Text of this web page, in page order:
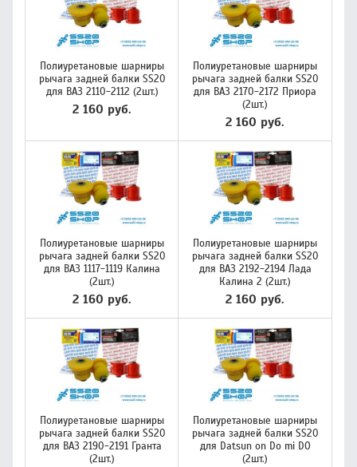
Полиуретановые шарниры
рычага задней балки SS20
для ВАЗ 2110-2112 (2шт.)
2 160 руб.
Полиуретановые шарниры
рычага задней балки SS20
для ВАЗ 2170-2172 Приора
(2шт.)
2 160 руб.
Полиуретановые шарниры
рычага задней балки SS20
для ВАЗ 1117-1119 Калина
(2шт.)
2 160 руб.
Полиуретановые шарниры
рычага задней балки SS20
для ВАЗ 2192-2194 Лада
Калина 2 (2шт.)
2 160 руб.
Полиуретановые шарниры
рычага задней балки SS20
для ВАЗ 2190-2191 Гранта
(2шт.)
Полиуретановые шарниры
рычага задней балки SS20
для Datsun on Do mi DO
(2шт.)